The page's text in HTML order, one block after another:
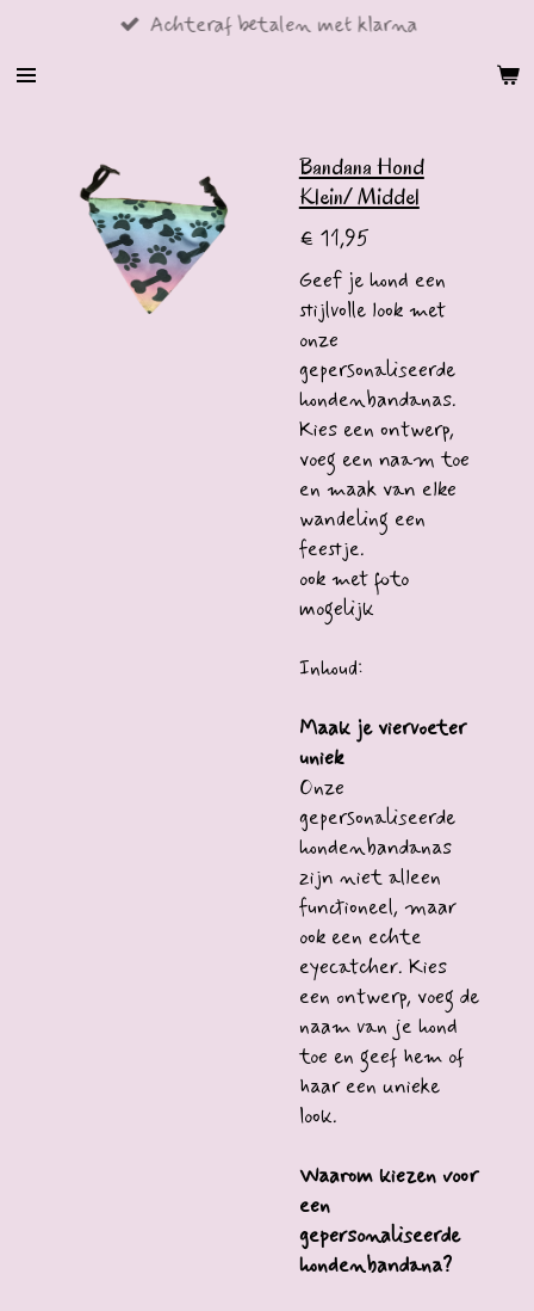
naar
Achteraf betalen met klarna
Bandana Hond
Klein/ Middel
€ 11,95
Geef je hond een
stijlvolle look met
onze
gepersonaliseerde
hondenbandanas.
Kies een ontwerp,
voeg een naam toe
en maak van elke
wandeling een
feestje.
ook met foto
mogelijk
Inhoud:
Maak je viervoeter
uniek
Onze
gepersonaliseerde
hondenbandanas
zijn niet alleen
functioneel, maar
ook een echte
eyecatcher. Kies
een ontwerp, voeg de
naam van je hond
toe en geef hem of
haar een unieke
look.
Waarom kiezen voor
een
gepersonaliseerde
hondenbandana?